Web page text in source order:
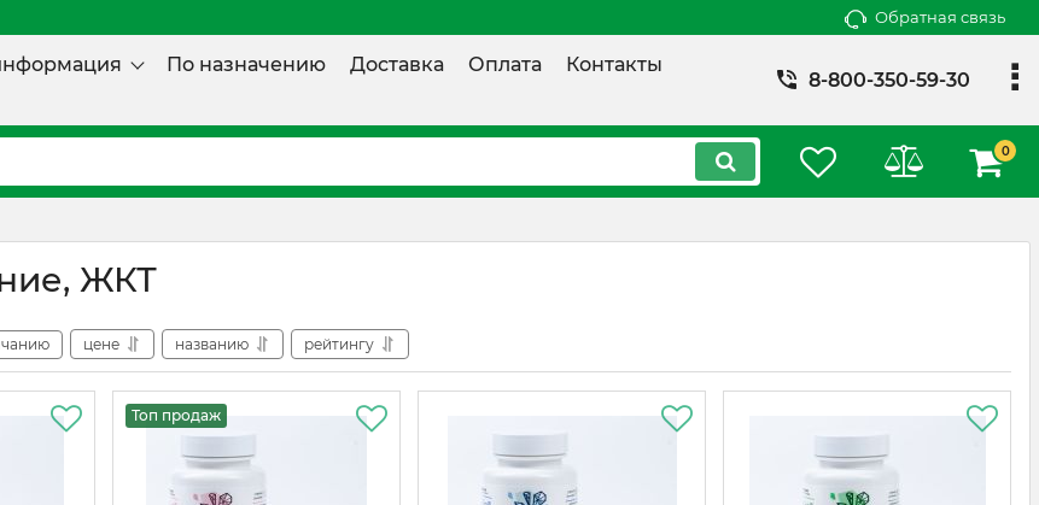
Обратная связь
По назначению Доставка Оплата
Контакты
8-800-350-59-30
0
ЖКТ
цене названию рейтингу
Топ продаж